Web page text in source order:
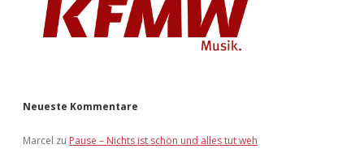
Neueste Kommentare
Marcel zu Pause – Nichts ist schön und alles tut weh